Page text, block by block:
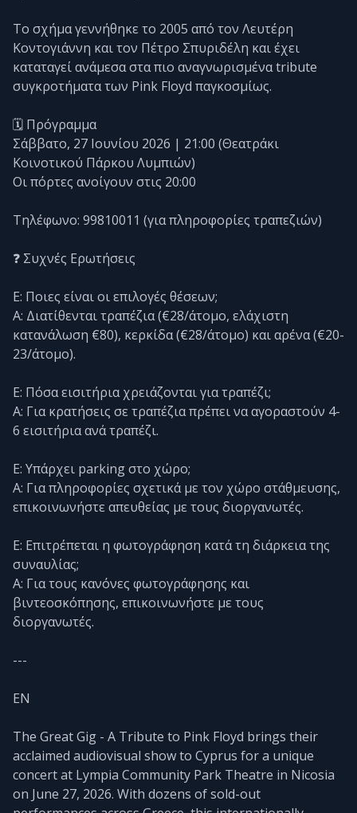
Το σχήμα γεννήθηκε το 2005 από τον Λευτέρη
Κοντογιάννη και τον Πέτρο Σπυριδέλη και έχει
καταταγεί ανάμεσα στα πιο αναγνωρισμένα tribute
συγκροτήματα των Pink Floyd παγκοσμίως.
🗓️ Πρόγραμμα
Σάββατο, 27 Ιουνίου 2026 | 21:00 (Θεατράκι
Κοινοτικού Πάρκου Λυμπιών)
Οι πόρτες ανοίγουν στις 20:00
Τηλέφωνο: 99810011 (για πληροφορίες τραπεζιών)
❓ Συχνές Ερωτήσεις
Ε: Ποιες είναι οι επιλογές θέσεων;
Α: Διατίθενται τραπέζια (€28/άτομο, ελάχιστη
κατανάλωση €80), κερκίδα (€28/άτομο) και αρένα (€20-
23/άτομο).
Ε: Πόσα εισιτήρια χρειάζονται για τραπέζι;
Α: Για κρατήσεις σε τραπέζια πρέπει να αγοραστούν 4-
6 εισιτήρια ανά τραπέζι.
Ε: Υπάρχει parking στο χώρο;
Α: Για πληροφορίες σχετικά με τον χώρο στάθμευσης,
επικοινωνήστε απευθείας με τους διοργανωτές.
Ε: Επιτρέπεται η φωτογράφηση κατά τη διάρκεια της
συναυλίας;
Α: Για τους κανόνες φωτογράφησης και
βιντεοσκόπησης, επικοινωνήστε με τους
διοργανωτές.
---
EN
The Great Gig - A Tribute to Pink Floyd brings their
acclaimed audiovisual show to Cyprus for a unique
concert at Lympia Community Park Theatre in Nicosia
on June 27, 2026. With dozens of sold-out